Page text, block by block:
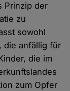
Prinzip der
zu
sowohl
die anfällig für
die im
zum Opfer